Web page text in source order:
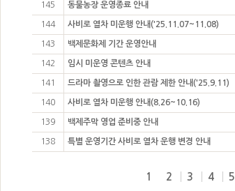
145 동물농장 운영종료 안내
144 사비로 열차 미운행 안내('25.11.07~11.08)
143 백제문화제 기간 운영안내
142 임시 미운영 콘텐츠 안내
141 드라마 촬영으로 인한 관람 제한 안내('25.9.11)
140 사비로 열차 미운행 안내(8.26~10.16)
139 백제주막 영업 준비중 안내
138 특별 운영기간 사비로 열차 운행 변경 안내
1 2 3 4 5